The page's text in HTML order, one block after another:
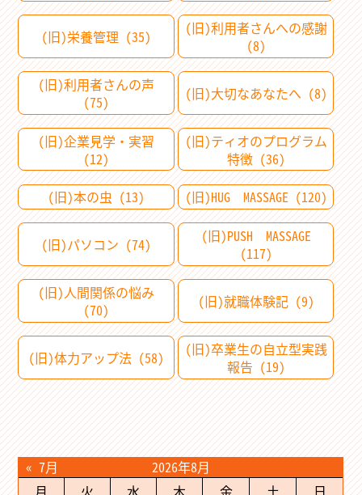
(旧)栄養管理 (35)
(旧)利用者さんへの感謝
(8)
(旧)利用者さんの声
(75)
(旧)大切なあなたへ (8)
(旧)企業見学・実習
(12)
(旧)ティオのプログラム
特徴 (36)
(旧)本の虫 (13)
(旧)HUG MASSAGE (120)
(旧)パソコン (74)
(旧)PUSH MASSAGE
(117)
(旧)人間関係の悩み
(70)
(旧)就職体験記 (9)
(旧)体力アップ法 (58)
(旧)卒業生の自立型実践
報告 (19)
2026年8月
月
火 水 木 金 土 日
« 7月